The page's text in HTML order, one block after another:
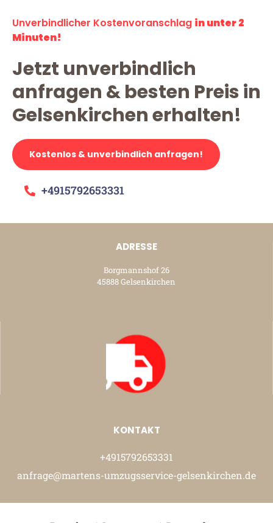
Unverbindlicher Kostenvoranschlag in unter 2
Minuten!
Jetzt unverbindlich
anfragen & besten Preis in
Gelsenkirchen erhalten!
Kostenlos & unverbindlich anfragen!
+4915792653331
ADRESSE
Borgmannshof 26
45888 Gelsenkirchen
KONTAKT
+4915792653331
anfrage@martens-umzugsservice-gelsenkirchen.de